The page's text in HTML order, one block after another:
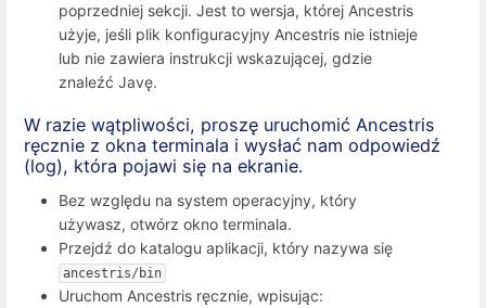
poprzedniej sekcji. Jest to wersja, której Ancestris
użyje, jeśli plik konfiguracyjny Ancestris nie istnieje
lub nie zawiera instrukcji wskazującej, gdzie
znaleźć Javę.
W razie wątpliwości, proszę uruchomić Ancestris
ręcznie z okna terminala i wysłać nam odpowiedź
(log), która pojawi się na ekranie.
Bez względu na system operacyjny, który
używasz, otwórz okno terminala.
Przejdź do katalogu aplikacji, który nazywa się
ancestris/bin
Uruchom Ancestris ręcznie, wpisując: